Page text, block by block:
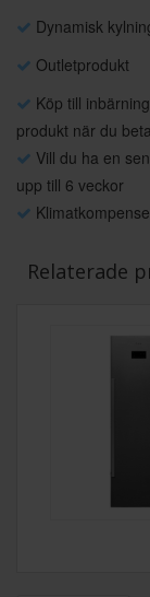
Dynamisk
Outletprodukt
Köp till
produkt när du
Vill du ha en
upp till 6 veckor
Relaterade